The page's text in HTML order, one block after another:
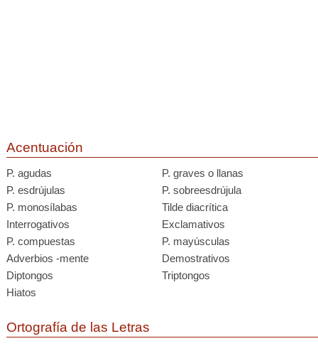
Acentuación
P. agudas
P. graves o llanas
P. esdrújulas
P. sobreesdrújula
P. monosílabas
Tilde diacrítica
Interrogativos
Exclamativos
P. compuestas
P. mayúsculas
Adverbios -mente
Demostrativos
Diptongos
Triptongos
Hiatos
Ortografía de las Letras